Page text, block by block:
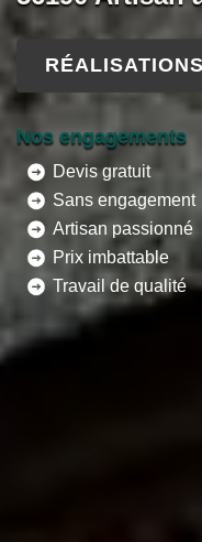
RÉALISATIONS
Nos engagements
Devis gratuit
Sans engagement
Artisan passionné
Prix imbattable
Travail de qualité